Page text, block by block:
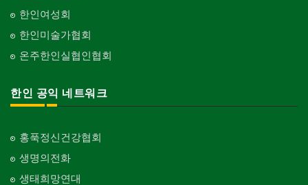
한인여성회
한인미술가협회
온주한인실협인협회
한인 공익 네트워크
홍푹정신건강협회
생명의전화
생태희망연대